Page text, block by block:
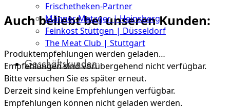
Frischetheken-Partner
Männer Metzger | Heinsberg
Feinkost Stüttgen | Düsseldorf
The Meat Club | Stuttgart
Geschäftskunden
Auch beliebt bei unseren Kunden:
Produktempfehlungen werden geladen…
Empfehlungen sind vorübergehend nicht verfügbar.
Bitte versuchen Sie es später erneut.
Derzeit sind keine Empfehlungen verfügbar.
Empfehlungen können nicht geladen werden.